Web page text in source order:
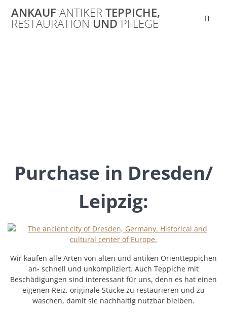
to
content
ANKAUF ANTIKERTEPPICHE,
RESTAURATION UND PFLEGE
Purchase in Dresden/
Leipzig:
Wir kaufen alle Arten von alten und antiken Orientteppichen
an- schnell und unkompliziert. Auch Teppiche mit
Beschädigungen sind interessant für uns, denn es hat einen
eigenen Reiz, originale Stücke zu restaurieren und zu
waschen, damit sie nachhaltig nutzbar bleiben.